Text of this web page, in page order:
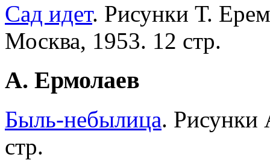
Сад идет. Рисунки Т.
Москва, 1953. 12 стр.
А. Ермолаев
Быль-небылица. Рисунки
стр.